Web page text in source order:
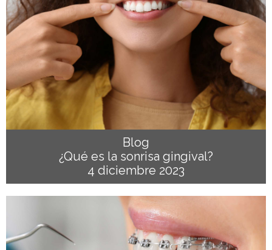
Blog
¿Qué es la sonrisa gingival?
4 diciembre 2023